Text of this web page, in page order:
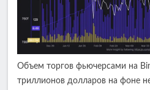
Объем торгов фьючерсами на
триллионов долларов на фоне